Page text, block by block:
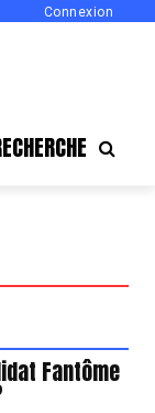
Connexion
Fantôme